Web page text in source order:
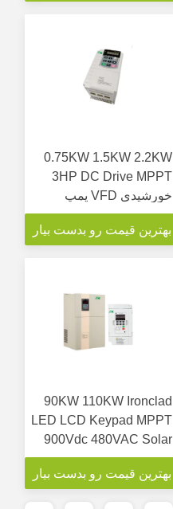
0.75KW 1.5KW 2.2KW
3HP DC Drive MPPT
خورشیدی VFD پمپ
خورشیدی اینورتر
بهترین قیمت رو بدست بیار
90KW 110KW Ironclad
LED LCD Keypad MPPT
900Vdc 480VAC Solar
Pump Drive Solar VFD
بهترین قیمت رو بدست بیار